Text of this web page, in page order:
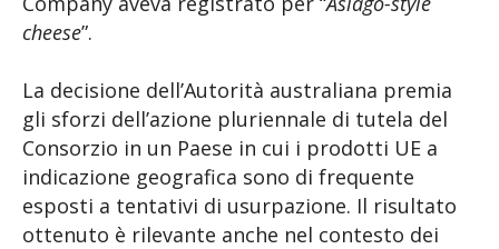
cheese”.
La decisione dell’Autorità australiana premia
gli sforzi dell’azione pluriennale di tutela del
Consorzio in un Paese in cui i prodotti UE a
indicazione geografica sono di frequente
esposti a tentativi di usurpazione. Il risultato
ottenuto è rilevante anche nel contesto dei